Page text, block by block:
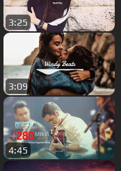
3:25
3:09
4:45